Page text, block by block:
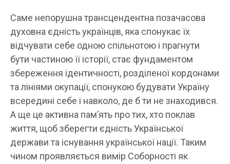
Саме непорушна трансцендентна позачасова
духовна єдність українців, яка спонукає їх
відчувати себе одною спільнотою і прагнути
бути частиною її історії, стає фундаментом
збереження ідентичності, розділеної кордонами
та лініями окупації, спонукою будувати Україну
всередині себе і навколо, де б ти не знаходився.
А ще це активна пам’ять про тих, хто поклав
життя, щоб зберегти єдність Української
держави та існування української нації. Таким
чином проявляється вимір Соборності як